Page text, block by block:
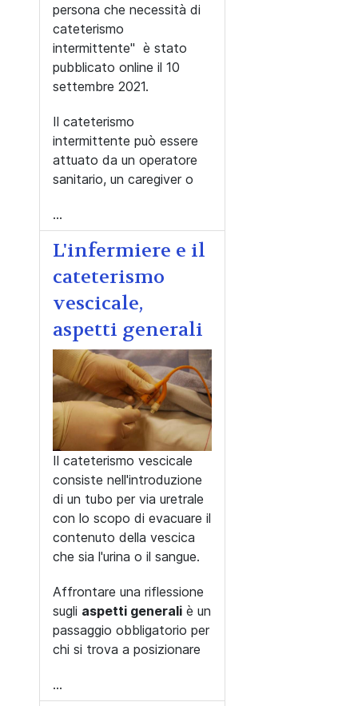
persona che necessità di
cateterismo
intermittente" è stato
pubblicato online il 10
settembre 2021.
Il cateterismo
intermittente può essere
attuato da un operatore
sanitario, un caregiver o
...
L'infermiere e il
cateterismo
vescicale,
aspetti generali
Il cateterismo vescicale
consiste nell'introduzione
di un tubo per via uretrale
con lo scopo di evacuare il
contenuto della vescica
che sia l'urina o il sangue.
Affrontare una riflessione
sugli aspetti generali è un
passaggio obbligatorio per
chi si trova a posizionare
...